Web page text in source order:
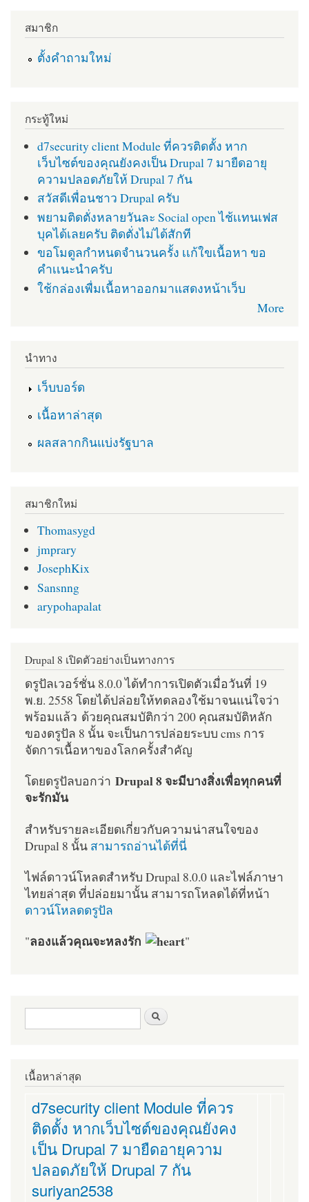
สมาชิก
ตั้งคำถามใหม่
กระทู้ใหม่
d7security client Module ที่ควรติดตั้ง หาก
เว็บไซต์ของคุณยังคงเป็น Drupal 7 มายืดอายุ
ความปลอดภัยให้ Drupal 7 กัน
สวัสดีเพื่อนชาว Drupal ครับ
พยามติดตั่งหลายวันละ Social open ไช้เเทนเฟส
บุคได้เลยครับ ติดตั่งไม่ได้สักที
ขอโมดูลกำหนดจำนวนครั้ง เเก้ใขเนื้อหา ขอ
คำเเนะนำครับ
ใช้กล่องเพื่มเนื้อหาออกมาแสดงหน้าเว็บ
More
นำทาง
เว็บบอร์ด
เนื้อหาล่าสุด
ผลสลากกินแบ่งรัฐบาล
สมาชิกใหม่
Thomasygd
jmprary
JosephKix
Sansnng
arypohapalat
Drupal 8 เปิดตัวอย่างเป็นทางการ
ดรูปัลเวอร์ชั่น 8.0.0 ได้ทำการเปิดตัวเมื่อวันที่ 19
พ.ย. 2558 โดยได้ปล่อยให้ทดลองใช้มาจนแน่ใจว่า
พร้อมแล้ว ด้วยคุณสมบัติกว่า 200 คุณสมบัติหลัก
ของดรูปัล 8 นั้น จะเป็นการปล่อยระบบ cms การ
จัดการเนื้อหาของโลกครั้งสำคัญ
โดยดรูปัลบอกว่า Drupal 8 จะมีบางสิ่งเพื่อทุกคนที่
จะรักมัน
สำหรับรายละเอียดเกี่ยวกับความน่าสนใจของ
Drupal 8 นั้น สามารถอ่านได้ที่นี่
ไฟล์ดาวน์โหลดสำหรับ Drupal 8.0.0 และไฟล์ภาษา
ไทยล่าสุด ที่ปล่อยมานั้น สามารถโหลดได้ที่หน้า
ดาวน์โหลดดรูปัล
"ลองแล้วคุณจะหลงรัก "
ฟอร์มค้นหา
เนื้อหาล่าสุด
d7security client Module ที่ควร
ติดตั้ง หากเว็บไซต์ของคุณยังคง
เป็น Drupal 7 มายืดอายุความ
ปลอดภัยให้ Drupal 7 กัน
suriyan2538